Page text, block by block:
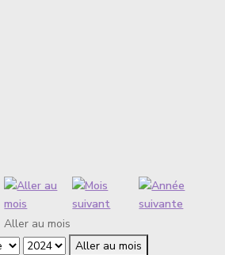
Aller au mois
Aller au mois